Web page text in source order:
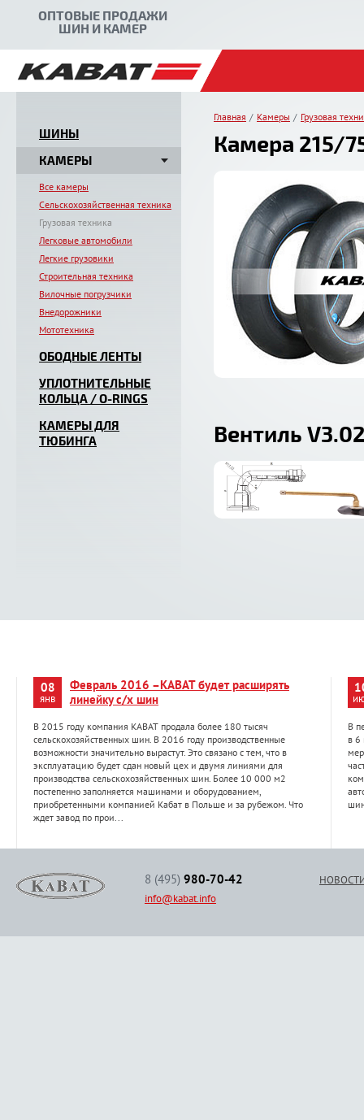
ОПТОВЫЕ ПРОДАЖИ
ШИН И КАМЕР
ШИНЫ
КАМЕРЫ
Все камеры
Сельскохозяйственная техника
Грузовая техника
Легковые автомобили
Легкие грузовики
Строительная техника
Вилочные погрузчики
Внедорожники
Мототехника
ОБОДНЫЕ ЛЕНТЫ
УПЛОТНИТЕЛЬНЫЕ
КОЛЬЦА / O-RINGS
КАМЕРЫ ДЛЯ
ТЮБИНГА
Главная Камеры Грузовая
Камера 215/
Вентиль
08
янв
Февраль 2016 –KABAT будет расширять
линейку с/х шин
В 2015 году компания KABAT продала более 180 тысяч
сельскохозяйственных шин. В 2016 году производственные
возможности значительно вырастут. Это связано с тем, что в
эксплуатацию будет сдан новый цех и двумя линиями для
производства сельскохозяйственных шин. Более 10 000 м2
постепенно заполняется машинами и оборудованием,
приобретенными компанией Кабат в Польше и за рубежом. Что
ждет завод по прои...
В
в 6
8 (495) 980-70-42
info@kabat.info